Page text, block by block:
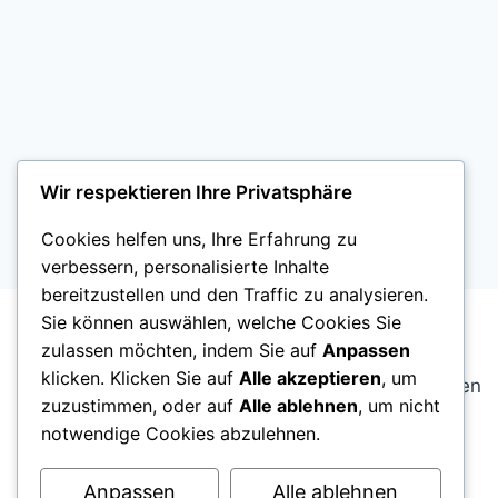
ostfriesenblog.de ist ein unabhängiger
regionaler Blog über Ostfriesland. Wir berichten
über Alltag, Kultur, gesellschaftliche
Entwicklungen und das Leben in Städten und
Gemeinden der Region.
Wir respektieren Ihre Privatsphäre
Cookies helfen uns, Ihre Erfahrung zu
verbessern, personalisierte Inhalte
bereitzustellen und den Traffic zu analysieren.
Sie können auswählen, welche Cookies Sie
zulassen möchten, indem Sie auf Anpassen
klicken. Klicken Sie auf Alle akzeptieren, um
zuzustimmen, oder auf Alle ablehnen, um nicht
notwendige Cookies abzulehnen.
Anpassen Alle ablehnen